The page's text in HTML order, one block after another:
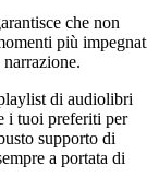
che non
più
di audiolibri
i tuoi preferiti per
supporto di
a portata di